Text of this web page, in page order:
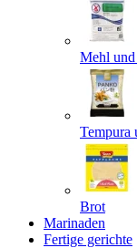
Mehl und
Tempura
Brot
Marinaden
Fertige gerichte